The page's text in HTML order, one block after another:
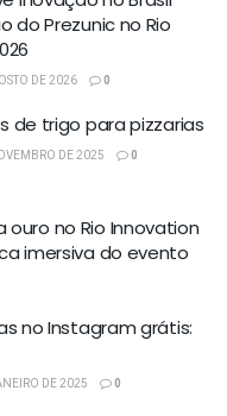
do Prezunic no Rio
DE 2026 0
de trigo para pizzarias
DE 2025 0
no Rio Innovation
imersiva do evento
no Instagram grátis:
DE 2025 0